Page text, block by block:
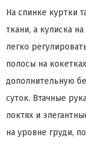
На спинке куртки
ткани, а кулиска
легко
полосы на
дополнительную
суток. Втачные
локтях и
на уровне груди,